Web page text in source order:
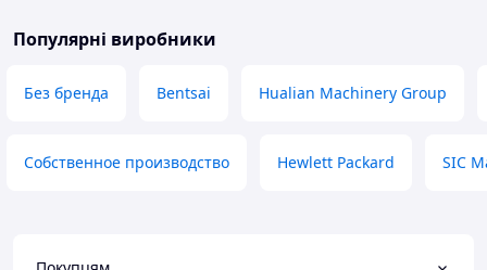
Популярні виробники
Без бренда Bentsai Hualian Machinery Group
Собственное производство Hewlett Packard SIC